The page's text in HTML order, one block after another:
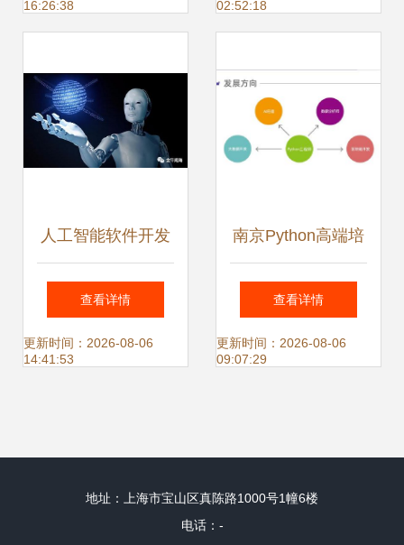
16:26:38
02:52:18
人工智能软件开发
已到来，也是闷声
发财的机会！
查看详情
更新时间：2026-08-06
14:41:53
南京Python高端培
训 解锁人工智能应
用软件开发新篇章
查看详情
更新时间：2026-08-06
09:07:29
地址：上海市宝山区真陈路1000号1幢6楼
电话：-